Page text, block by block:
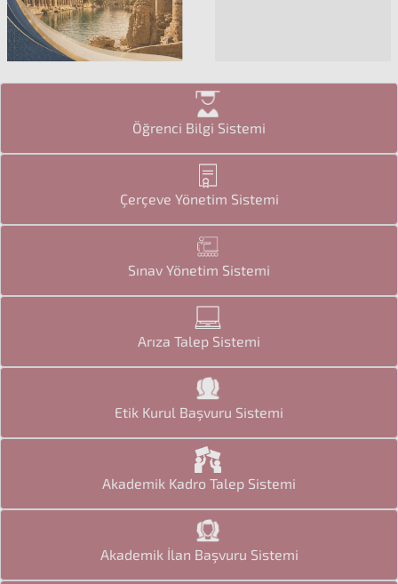
Öğrenci Bilgi Sistemi
Çerçeve Yönetim Sistemi
Sınav Yönetim Sistemi
Arıza Talep Sistemi
Etik Kurul Başvuru Sistemi
Akademik Kadro Talep Sistemi
Akademik İlan Başvuru Sistemi